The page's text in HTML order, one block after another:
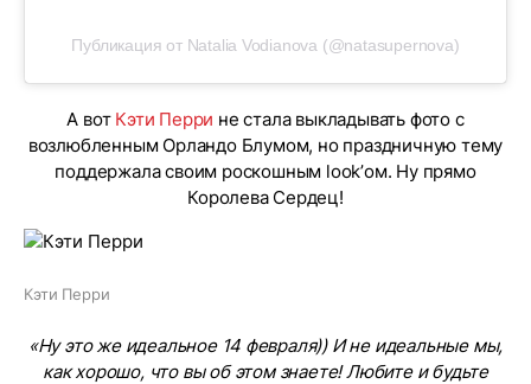
Публикация от Natalia Vodianova (@natasupernova)
А вот Кэти Перри не стала выкладывать фото с
возлюбленным Орландо Блумом, но праздничную тему
поддержала своим роскошным look’ом. Ну прямо
Королева Сердец!
Кэти Перри
«Ну это же идеальное 14 февраля)) И не идеальные мы,
как хорошо, что вы об этом знаете! Любите и будьте